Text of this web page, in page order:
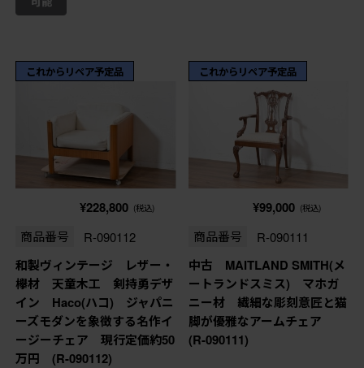
これからリペア予定品
¥228,800 (税込)
商品番号 R-090112
和製ヴィンテージ レザー・
欅材 天童木工 剣持勇デザ
イン Haco(ハコ) ジャパニ
ーズモダンを象徴する名作イ
ージーチェア 現行定価約50
万円 (R-090112)
これからリペア予定品
¥99,000 (税込)
商品番号 R-090111
中古 MAITLAND SMITH(メ
ートランドスミス) マホガ
ニー材 繊細な彫刻意匠と猫
脚が優雅なアームチェア
(R-090111)